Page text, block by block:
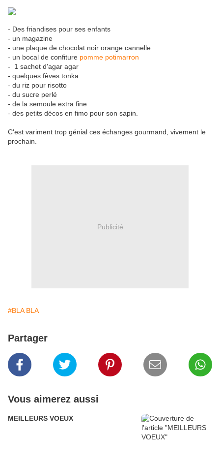
- Des friandises pour ses enfants
- un magazine
- une plaque de chocolat noir orange cannelle
- un bocal de confiture pomme potimarron
- 1 sachet d'agar agar
- quelques fèves tonka
- du riz pour risotto
- du sucre perlé
- de la semoule extra fine
- des petits décos en fimo pour son sapin.
C'est variment trop génial ces échanges gourmand, vivement le
prochain.
Publicité
#BLA BLA
Partager
Vous aimerez aussi
MEILLEURS VOEUX